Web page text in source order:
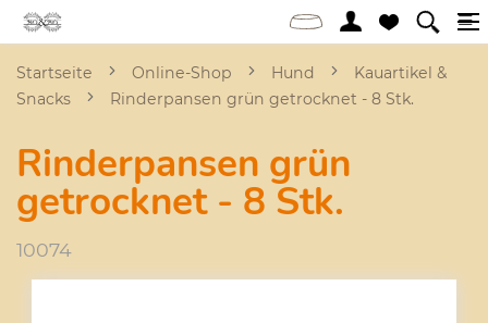
Startseite Online-Shop Hund
Kauartikel &
Snacks
Rinderpansen grün getrocknet - 8 Stk.
Rinderpansen grün
getrocknet - 8 Stk.
10074